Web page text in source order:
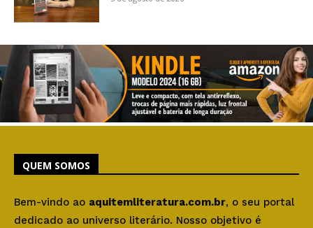
QUEM SOMOS
Bem-vindo ao aquitemliteratura.com.br, o seu portal
dedicado ao universo literário. Nosso objetivo é